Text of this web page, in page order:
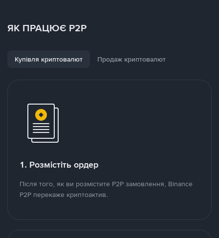
ЯК ПРАЦЮЄ P2P
Купівля криптовалют Продаж криптовалют
1. Розмістіть ордер
Після того, як ви розмістите P2P замовлення, Binance
P2P перекаже криптоактив.